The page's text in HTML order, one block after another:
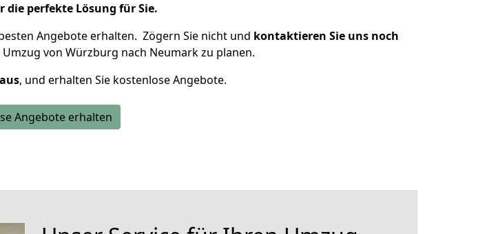
die perfekte Lösung für Sie.
Angebote erhalten. Zögern Sie nicht und kontaktieren Sie uns noch
von Würzburg nach Neumark zu planen.
, und erhalten Sie kostenlose Angebote.
Angebote erhalten